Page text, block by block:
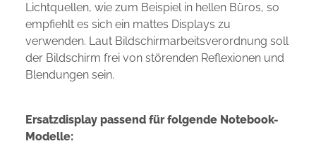
Lichtquellen, wie zum Beispiel in hellen Büros, so
empfiehlt es sich ein mattes Displays zu
verwenden. Laut Bildschirmarbeitsverordnung soll
der Bildschirm frei von störenden Reflexionen und
Blendungen sein.
Ersatzdisplay passend für folgende Notebook-
Modelle: